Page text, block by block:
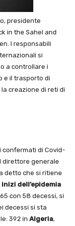
presidente
in the Sahel and
I responsabili
si
a controllare i
e il trasporto di
creazione di reti di
confermati di Covid-
direttore generale
detto che si ritiene
inizi dell’epidemia
con 58 decessi, si
decessi si sta
392 in Algeria,